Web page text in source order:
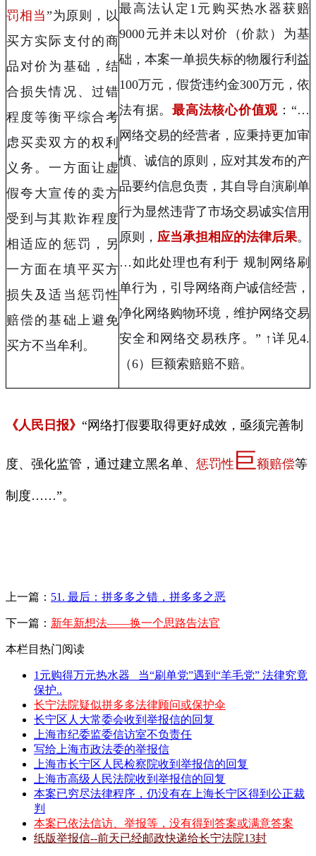
罚相当”为原则，以
买方实际支付的商
品对价为基础，结
合损失情况、 过错
程度等衡平综合考
虑买卖双方的权利
义务。一方面让虚
假夸大宣传的卖方
受到与其欺诈程度
相适应的惩罚，另
一方面在填平买方
损失及适当惩罚性
赔偿的基础上避免
买方不当牟利。
最高法认定 1 元购买热水器获赔
9000元并未以对价（价款）为基
础，本案一单损失标的物履行利益
100万元，假货违约金300万元，依
法有据。最高法核心价值观 ：“…
网络交易的经营者，应秉持更加审
慎、诚信的原则，应对其发布的产
品要约信息负责，其自导自演刷单
行为显然违背了市场交易诚实信用
原则， 应当承担相应的法律后果。
…如此处理也有利于 规制网络刷
单行为，引导网络商户诚信经营，
净化网络购物环境，维护网络交易
安全和网络交易秩序。 ” ↑详见4.
（6）巨额索赔赔不赔。
《人民日报》 “网络打假要取得更好成效，亟须完善制
度、强化监管，通过建立黑名单、 惩罚性 巨额赔偿等
制度……”。
上一篇： 51. 最后：拼多多之错，拼多多之恶
下一篇： 新年新想法——换一个思路告法官
本栏目热门阅读
1元购得万元热水器 _当“刷单党”遇到“羊毛党” 法律究竟
保护..
长宁法院疑似拼多多法律顾问或保护伞
长宁区人大常委会收到举报信的回复
上海市纪委监委信访室不负责任
写给上海市政法委的举报信
上海市长宁区人民检察院收到举报信的回复
上海市高级人民法院收到举报信的回复
本案已穷尽法律程序，仍没有在上海长宁区得到公正裁
判
本案已依法信访、举报等，没有得到答案或满意答案
纸版举报信--前天已经邮政快递给长宁法院13封